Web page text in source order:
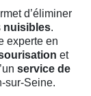
d’éliminer
nuisibles.
experte en
et
service de
sur-Seine.